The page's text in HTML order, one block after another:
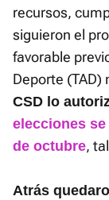
recursos,
siguieron el
favorable
Deporte (TAD)
CSD lo
elecciones
de octubre,
Atrás